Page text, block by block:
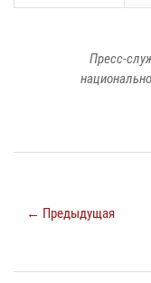
Пресс-
← Предыдущая